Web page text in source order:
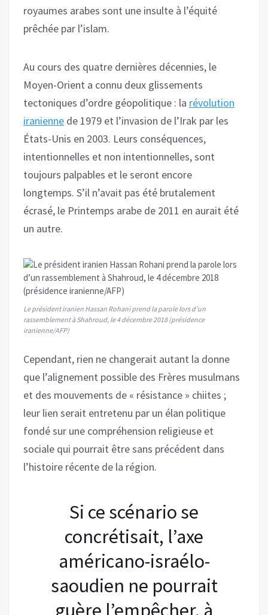
royaumes arabes sont une insulte à l’équité
prêchée par l’islam.
Au cours des quatre dernières décennies, le
Moyen-Orient a connu deux glissements
tectoniques d’ordre géopolitique : la révolution
iranienne de 1979 et l’invasion de l’Irak par les
États-Unis en 2003. Leurs conséquences,
intentionnelles et non intentionnelles, sont
toujours palpables et le seront encore
longtemps. S’il n’avait pas été brutalement
écrasé, le Printemps arabe de 2011 en aurait été
un autre.
Le président iranien Hassan Rohani prend la parole lors d’un
rassemblement à Shahroud, le 4 décembre 2018 (présidence
iranienne/AFP)
Cependant, rien ne changerait autant la donne
que l’alignement possible des Frères musulmans
et des mouvements de « résistance » chiites ;
leur lien serait entretenu par un élan politique
fondé sur une compréhension religieuse et
sociale qui pourrait être sans précédent dans
l’histoire récente de la région.
Si ce scénario se
concrétisait, l’axe
américano-israélo-
saoudien ne pourrait
guère l’empêcher, à